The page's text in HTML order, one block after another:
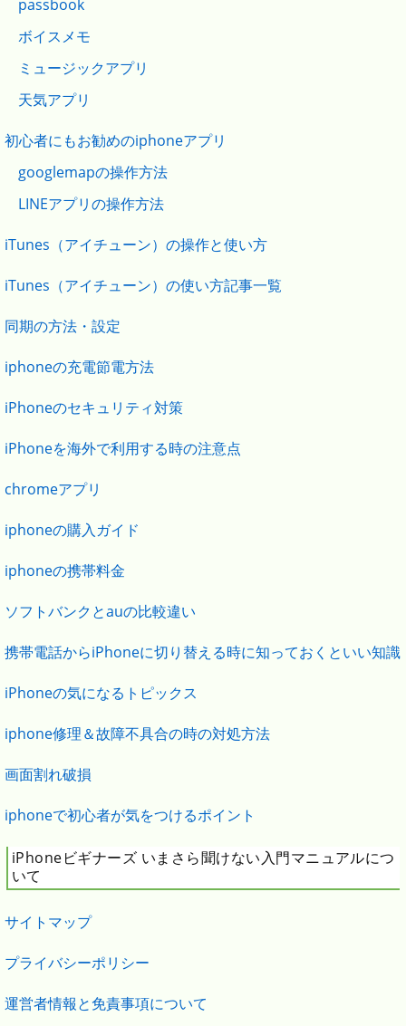
passbook
ボイスメモ
ミュージックアプリ
天気アプリ
初心者にもお勧めのiphoneアプリ
googlemapの操作方法
LINEアプリの操作方法
iTunes（アイチューン）の操作と使い方
iTunes（アイチューン）の使い方記事一覧
同期の方法・設定
iphoneの充電節電方法
iPhoneのセキュリティ対策
iPhoneを海外で利用する時の注意点
chromeアプリ
iphoneの購入ガイド
iphoneの携帯料金
ソフトバンクとauの比較違い
携帯電話からiPhoneに切り替える時に知っておくといい知識
iPhoneの気になるトピックス
iphone修理＆故障不具合の時の対処方法
画面割れ破損
iphoneで初心者が気をつけるポイント
iPhoneビギナーズ いまさら聞けない入門マニュアルにつ
いて
サイトマップ
プライバシーポリシー
運営者情報と免責事項について